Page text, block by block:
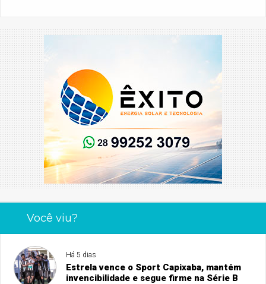
Você viu?
Há 5 dias
Estrela vence o Sport Capixaba, mantém
invencibilidade e segue firme na Série B